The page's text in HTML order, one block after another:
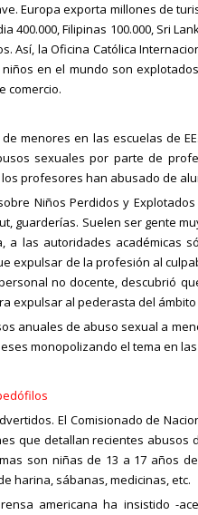
Europa exporta millones de
Filipinas 100.000, Sri
Así, la Oficina Católica
en el mundo son
comercio.
menores en las escuelas de
sexuales por parte de
profesores han abusado de
Niños Perdidos y
guarderías. Suelen ser gente
a las autoridades académicas
expulsar de la profesión al
no docente, descubrió
expulsar al pederasta del ámbito
anuales de abuso sexual a
monopolizando el tema en
El Comisionado de
que detallan recientes abusos
son niñas de 13 a 17 años
harina, sábanas, medicinas, etc.
americana ha insistido -